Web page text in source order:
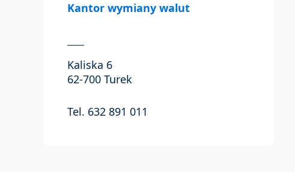
Kantor wymiany walut
Kaliska 6
62-700 Turek
Tel. 632 891 011